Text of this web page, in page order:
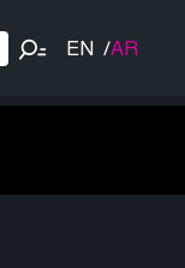
AR
/
EN